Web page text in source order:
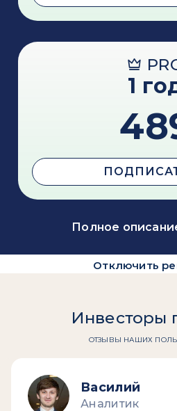
1
Полное
Отключить
Инвесторы
ОТЗЫВЫ НАШИХ
Василий
Аналитик